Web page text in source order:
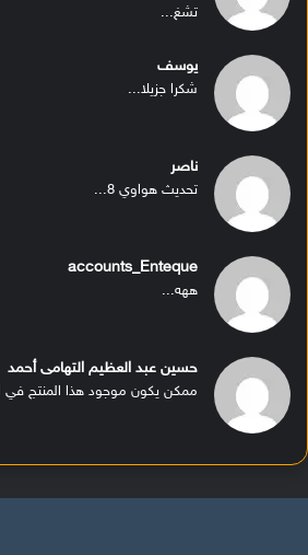
تشغ...
يوسف
شكرا جزيلا...
ناصر
تحديث هواوي 8...
accounts_Enteque
ههه...
حسين عبد العظيم التهامى أحمد
ممكن يكون موجود هذا المنتج في